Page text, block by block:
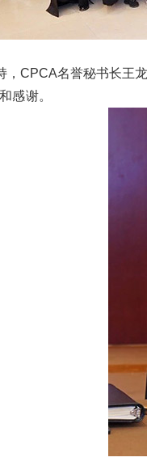
，CPCA名誉秘书长王
感谢。